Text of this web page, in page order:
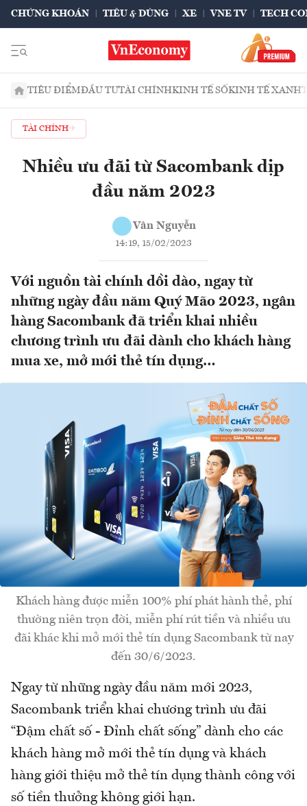
CHỨNG KHOÁN TIÊU & DÙNG XE VNE TV TECH
TIÊU ĐIỂMĐẦU TƯTÀI CHÍNHKINH TẾ SỐKINH TẾ XANH
TÀI CHÍNH
Nhiều ưu đãi từ Sacombank dịp
đầu năm 2023
Vân Nguyễn
14:19, 15/02/2023
Với nguồn tài chính dồi dào, ngay từ
những ngày đầu năm Quý Mão 2023, ngân
hàng Sacombank đã triển khai nhiều
chương trình ưu đãi dành cho khách hàng
mua xe, mở mới thẻ tín dụng…
Khách hàng được miễn 100% phí phát hành thẻ, phí
thường niên trọn đời, miễn phí rút tiền và nhiều ưu
đãi khác khi mở mới thẻ tín dụng Sacombank từ nay
đến 30/6/2023.
Ngay từ những ngày đầu năm mới 2023,
Sacombank triển khai chương trình ưu đãi
“Đậm chất số - Đỉnh chất sống” dành cho các
khách hàng mở mới thẻ tín dụng và khách
hàng giới thiệu mở thẻ tín dụng thành công với
số tiền thưởng không giới hạn.